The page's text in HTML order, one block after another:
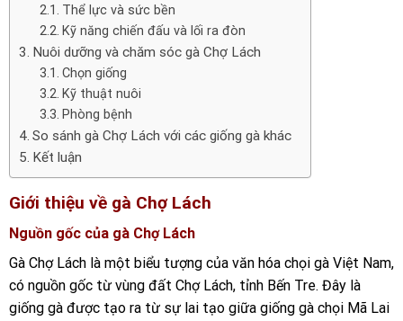
Thể lực và sức bền
Kỹ năng chiến đấu và lối ra đòn
Nuôi dưỡng và chăm sóc gà Chợ Lách
Chọn giống
Kỹ thuật nuôi
Phòng bệnh
So sánh gà Chợ Lách với các giống gà khác
Kết luận
Giới thiệu về gà Chợ Lách
Nguồn gốc của gà Chợ Lách
Gà Chợ Lách là một biểu tượng của văn hóa chọi gà Việt Nam,
có nguồn gốc từ vùng đất Chợ Lách, tỉnh Bến Tre. Đây là
giống gà được tạo ra từ sự lai tạo giữa giống gà chọi Mã Lai